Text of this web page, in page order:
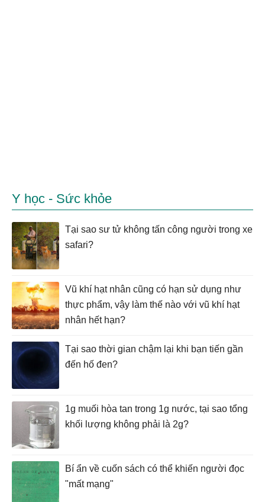
Y học - Sức khỏe
Tại sao sư tử không tấn công người trong xe
safari?
Vũ khí hạt nhân cũng có hạn sử dụng như
thực phẩm, vậy làm thế nào với vũ khí hạt
nhân hết hạn?
Tại sao thời gian chậm lại khi bạn tiến gần
đến hố đen?
1g muối hòa tan trong 1g nước, tại sao tổng
khối lượng không phải là 2g?
Bí ẩn về cuốn sách có thể khiến người đọc
"mất mạng"